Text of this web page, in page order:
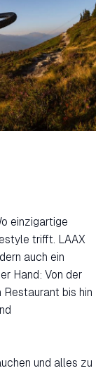
einzigartige
trifft. LAAX
auch ein
Hand: Von der
Restaurant bis hin
und alles zu